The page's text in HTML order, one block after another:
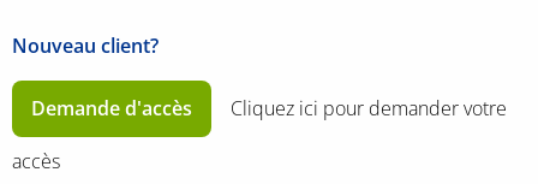
Nouveau client?
Demande d'accès Cliquez ici pour demander votre
accès